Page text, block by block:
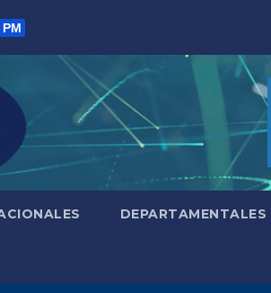
DEPARTAMENTALES